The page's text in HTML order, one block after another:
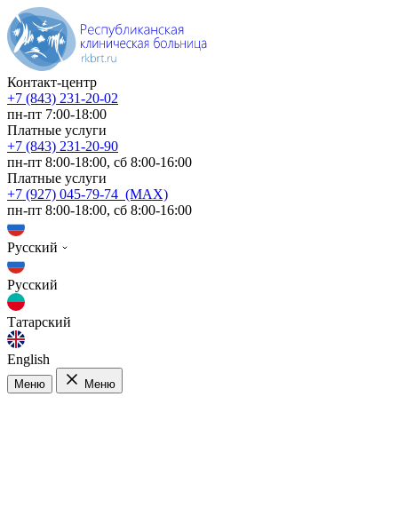
Контакт-центр
+7 (843) 231-20-02
пн-пт 7:00-18:00
Платные услуги
+7 (843) 231-20-90
пн-пт 8:00-18:00, сб 8:00-16:00
Платные услуги
+7 (927) 045-79-74 (MAX)
пн-пт 8:00-18:00, сб 8:00-16:00
Русский
Русский
Татарский
English
Меню Меню